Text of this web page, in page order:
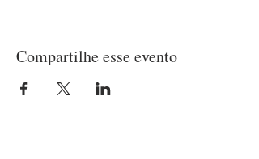
Compartilhe esse evento